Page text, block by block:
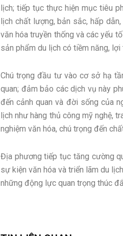
lịch; tiếp tục thực hiện mục tiêu
lịch chất lượng, bản sắc, hấp
văn hóa truyền thống và các yếu
sản phẩm du lịch có tiềm năng,
Chú trọng đầu tư vào cơ sở hạ
quan; đảm bảo các dịch vụ này
đến cảnh quan và đời sống của
lịch như hàng thủ công mỹ nghệ,
nghiệm văn hóa, chú trọng đến
Địa phương tiếp tục tăng cường
sự kiện văn hóa và triển lãm du
những động lực quan trọng thúc